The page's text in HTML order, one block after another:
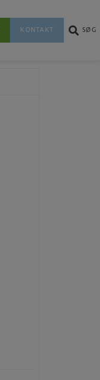
KONTAKT SØG